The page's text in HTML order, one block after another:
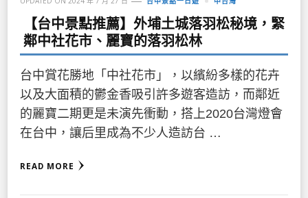
【台中景點推薦】外埔土城落羽松秘境，緊
鄰中社花市、麗寶的落羽松林
台中賞花勝地「中社花市」，以繽紛多樣的花卉
以及大面積的鬱金香吸引許多遊客造訪，而鄰近
的麗寶二期更是未演先衝動，搭上2020台灣燈會
在台中，讓后里成為不少人造訪台 …
READ MORE